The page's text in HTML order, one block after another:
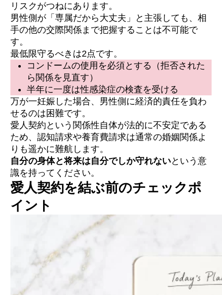
リスクがつねにあります。
男性側が「専属だから大丈夫」と主張しても、相
手の他の交際関係まで把握することは不可能で
す。
最低限守るべきは2点です。
コンドームの使用を必須とする（拒否された
ら関係を見直す）
半年に一度は性感染症の検査を受ける
万が一妊娠した場合、男性側に経済的責任を負わ
せるのは困難です。
愛人契約という関係性自体が法的に不安定である
ため、認知請求や養育費請求は通常の婚姻関係よ
りも遥かに難航します。
自分の身体と将来は自分でしか守れないという意
識を持ってください。
愛人契約を結ぶ前のチェックポ
イント